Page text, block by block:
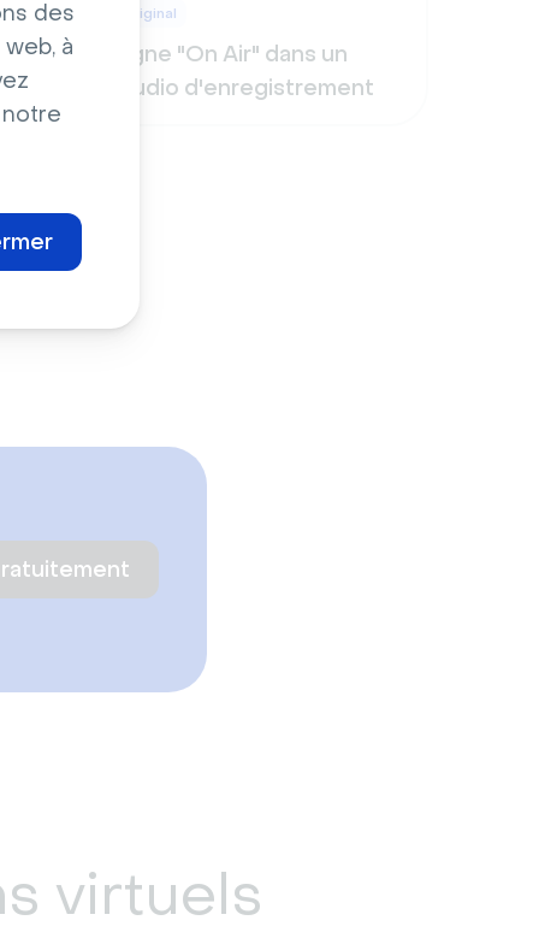
des
à
Original
Signe "On Air" dans un
studio d'enregistrement
virtuels